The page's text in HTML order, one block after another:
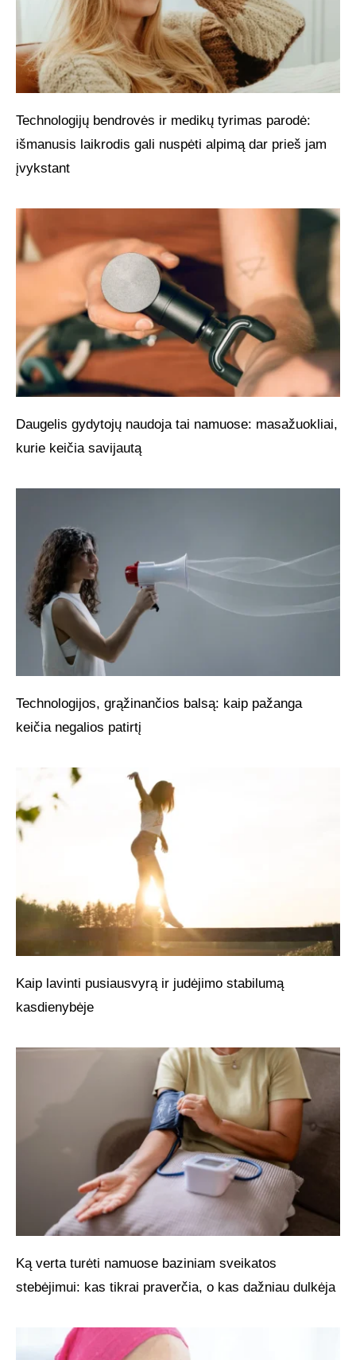
Technologijų bendrovės ir medikų tyrimas parodė:
išmanusis laikrodis gali nuspėti alpimą dar prieš jam
įvykstant
Daugelis gydytojų naudoja tai namuose: masažuokliai,
kurie keičia savijautą
Technologijos, grąžinančios balsą: kaip pažanga
keičia negalios patirtį
Kaip lavinti pusiausvyrą ir judėjimo stabilumą
kasdienybėje
Ką verta turėti namuose baziniam sveikatos
stebėjimui: kas tikrai praverčia, o kas dažniau dulkėja